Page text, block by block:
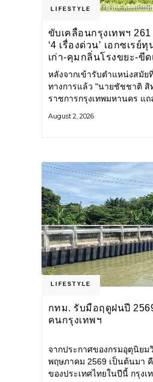
LIFESTYLE
ขับเคลื่อนกรุงเทพฯ
‘4 เรื่องด่วน’ เอกซเรย์
เก่า-คุมกลิ่นโรงขยะ-ขี
หลังจากเข้ารับตำแหน่งสมัย
ทางการแล้ว "นายชัชชาติ สิ
ราชการกรุงเทพมหานคร แถ
ยุทธศาสตร์ จัดทำตัวชี้วัด
August 2, 2026
LIFESTYLE
กทม. รับมือฤดูฝนปี
คนกรุงเทพฯ
จากประกาศของกรมอุตุนิยม
พฤษภาคม 2569 เป็นต้นมา
ของประเทศไทยในปีนี้ กรุง